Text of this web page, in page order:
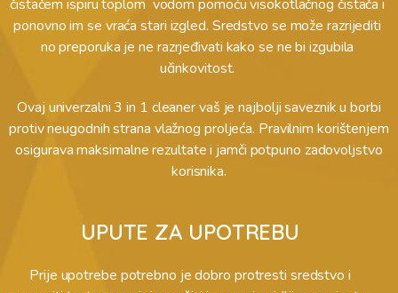
čistačem ispiru toplom  vodom pomoću visokotlačnog čistača i
ponovno im se vraća stari izgled. Sredstvo se može razrijediti
no preporuka je ne razrjeđivati kako se ne bi izgubila
učinkovitost.
Ovaj univerzalni 3 in 1 cleaner vaš je najbolji saveznik u borbi
protiv neugodnih strana vlažnog proljeća. Pravilnim korištenjem
osigurava maksimalne rezultate i jamči potpuno zadovoljstvo
korisnika.
UPUTE ZA UPOTREBU
Prije upotrebe potrebno je dobro protresti sredstvo i